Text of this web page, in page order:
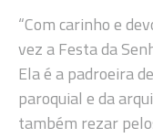
“Com carinho e
vez a Festa da
Ela é a padroeira
paroquial e da
também rezar